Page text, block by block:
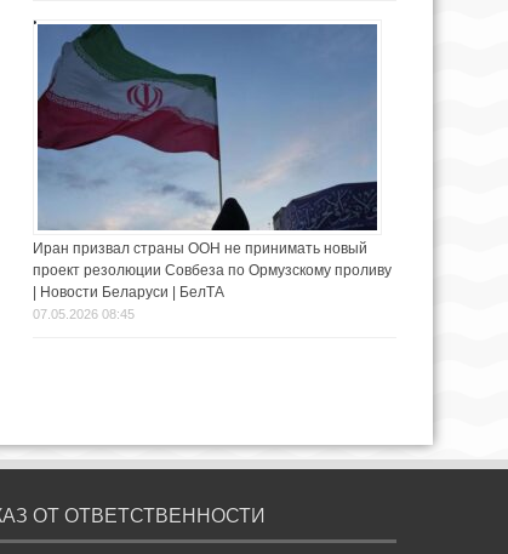
Иран призвал страны ООН не принимать новый
проект резолюции Совбеза по Ормузскому проливу
| Новости Беларуси | БелТА
07.05.2026 08:45
ОТ ОТВЕТСТВЕННОСТИ